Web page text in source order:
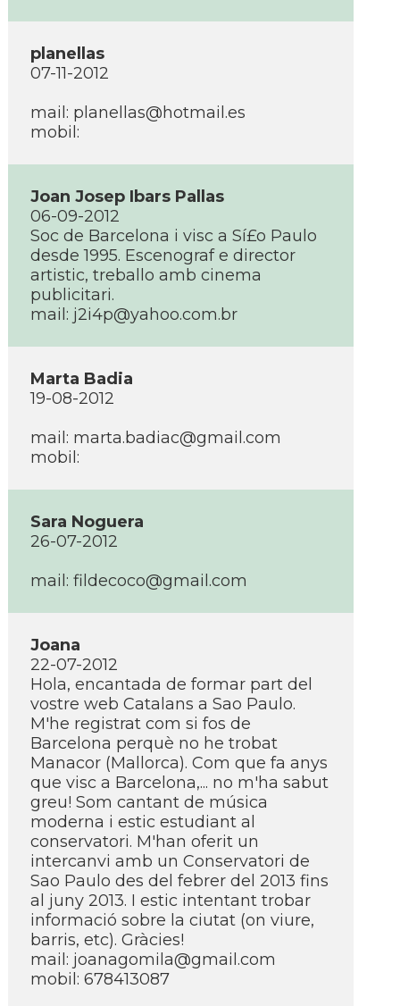
planellas
07-11-2012
mail: planellas@hotmail.es
mobil:
Joan Josep Ibars Pallas
06-09-2012
Soc de Barcelona i visc a Sí£o Paulo
desde 1995. Escenograf e director
artistic, treballo amb cinema
publicitari.
mail: j2i4p@yahoo.com.br
Marta Badia
19-08-2012
mail: marta.badiac@gmail.com
mobil:
Sara Noguera
26-07-2012
mail: fildecoco@gmail.com
Joana
22-07-2012
Hola, encantada de formar part del
vostre web Catalans a Sao Paulo.
M'he registrat com si fos de
Barcelona perquè no he trobat
Manacor (Mallorca). Com que fa anys
que visc a Barcelona,... no m'ha sabut
greu! Som cantant de música
moderna i estic estudiant al
conservatori. M'han oferit un
intercanvi amb un Conservatori de
Sao Paulo des del febrer del 2013 fins
al juny 2013. I estic intentant trobar
informació sobre la ciutat (on viure,
barris, etc). Gràcies!
mail: joanagomila@gmail.com
mobil: 678413087